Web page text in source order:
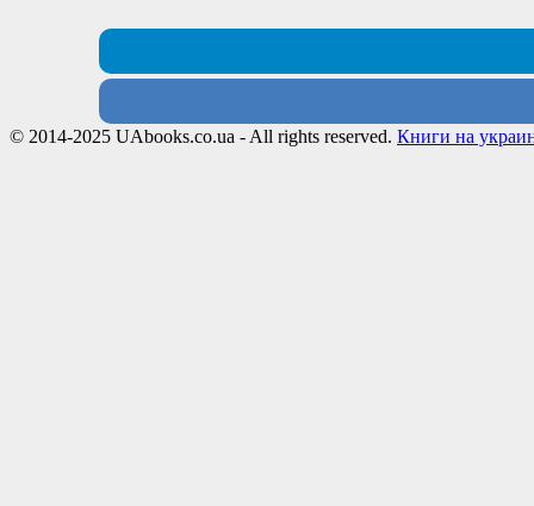
© 2014-2025 UAbooks.co.ua - All rights reserved. Книги на